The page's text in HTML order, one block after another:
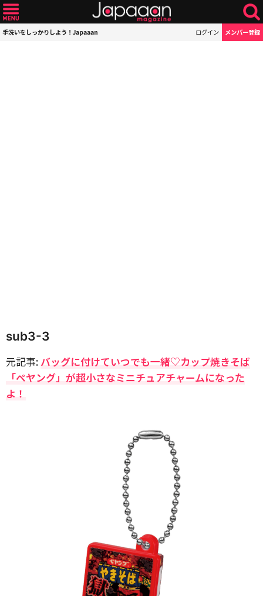
手洗いをしっかりしよう！Japaaan ログイン メンバー登録
sub3-3
元記事:バッグに付けていつでも一緒♡カップ焼きそば
「ペヤング」が超小さなミニチュアチャームになった
よ！